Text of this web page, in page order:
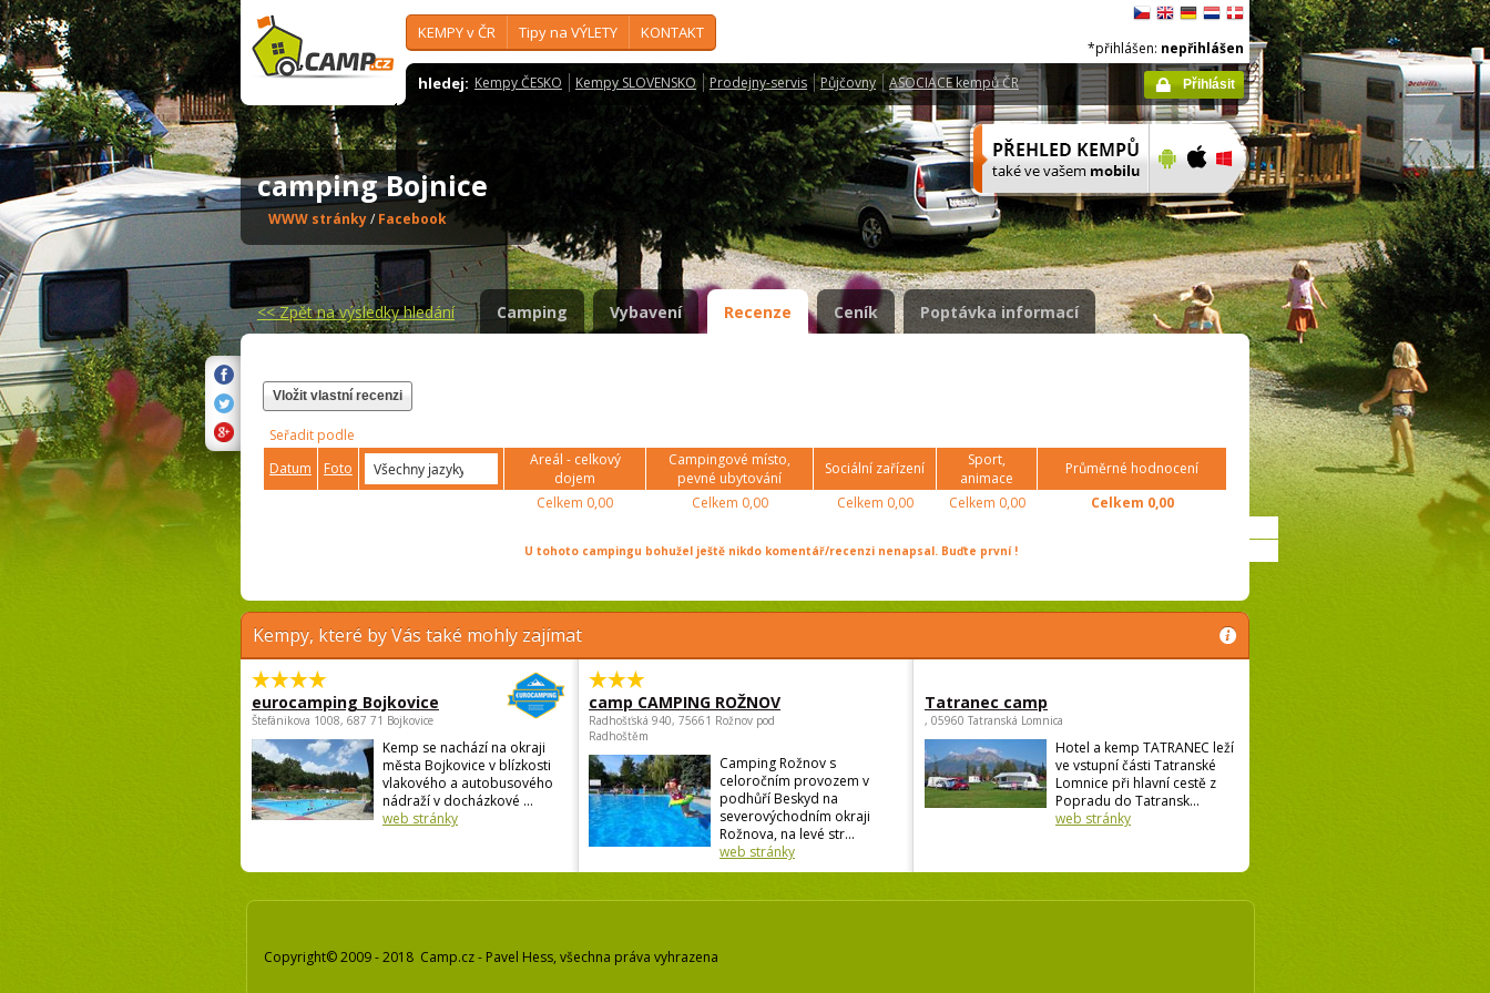
KEMPY v ČR Tipy na VÝLETY KONTAKT
hledej: Kempy ČESKO Kempy SLOVENSKO Prodejny-servis Půjčovny ASOCIACE kempů ČR
*přihlášen: nepřihlášen
Přihlásit
camping Bojnice
WWW stránky/ Facebook
<<Zpět na výsledky hledání Camping Vybavení Recenze Ceník Poptávka informací
Vložit vlastní recenzi
Seřadit podle
Datum
Foto
Areál - celkový
dojem
Campingové místo,
pevné ubytování
Sociální zařízení
Sport,
animace
Průměrné hodnocení
Celkem 0,00 Celkem 0,00 Celkem 0,00 Celkem 0,00 Celkem 0,00
U tohoto campingu bohužel ještě nikdo komentář/recenzi nenapsal. Buďte první !
Kempy, které by Vás také mohly zajímat
eurocamping Bojkovice
Štefánikova 1008, 687 71 Bojkovice
Kemp se nachází na okraji
města Bojkovice v blízkosti
vlakového a autobusového
nádraží v docházkové ...
web stránky
camp CAMPING ROŽNOV
Radhošťská 940, 75661 Rožnov pod
Radhoštěm
Camping Rožnov s
celoročním provozem v
podhůří Beskyd na
severovýchodním okraji
Rožnova, na levé str...
web stránky
Tatranec camp
, 05960 Tatranská Lomnica
Hotel a kemp TATRANEC leží
ve vstupní části Tatranské
Lomnice při hlavní cestě z
Popradu do Tatransk...
web stránky
Copyright© 2009 - 2018 Camp.cz - Pavel Hess, všechna práva vyhrazena